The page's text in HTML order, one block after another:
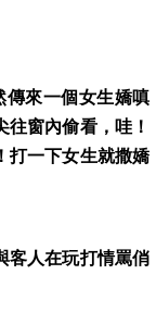
來一個女生嬌嗔
窗內偷看，哇！
打一下女生就撒嬌
客人在玩打情罵俏